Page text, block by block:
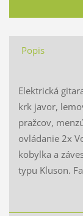
Popis
Elektrická
krk javor,
pražcov,
ovládanie 2x
kobylka a
typu Kluson.